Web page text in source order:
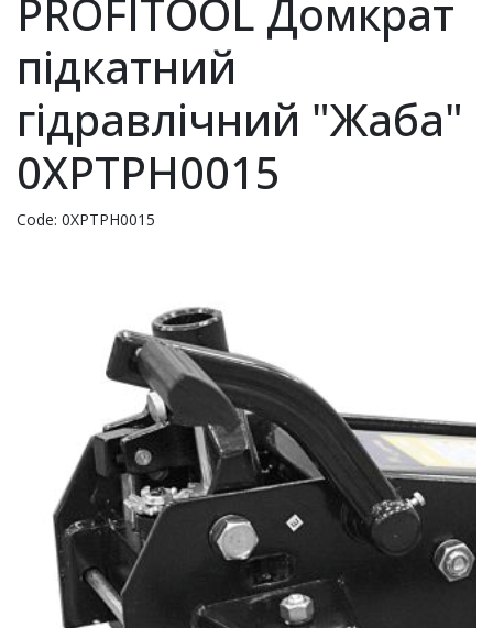
PROFITOOL Домкрат
підкатний
гідравлічний "Жаба"
0XPTPH0015
Code: 0XPTPH0015